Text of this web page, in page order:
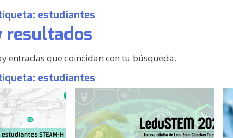
estudiantes
resultados
entradas que coincidan con tu búsqueda.
estudiantes